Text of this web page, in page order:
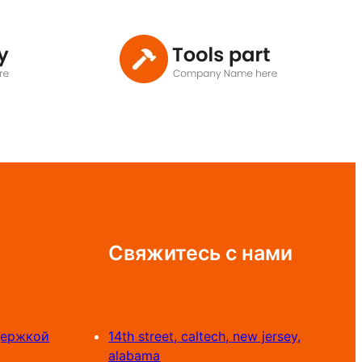
Свяжитесь с нами
14th street, caltech, new jersey,
alabama